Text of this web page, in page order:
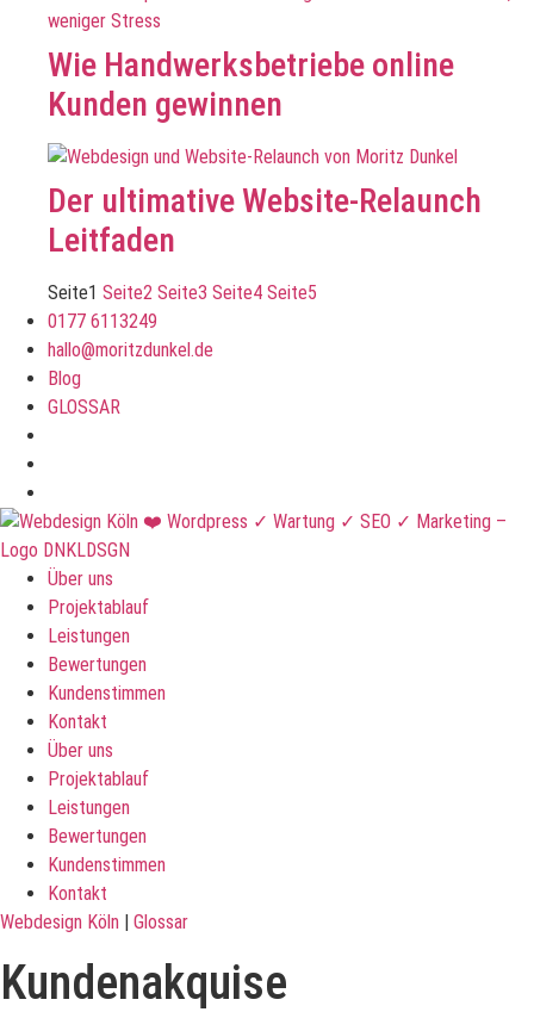
Wie Handwerksbetriebe online
Kunden gewinnen
Der ultimative Website-Relaunch
Leitfaden
Seite1 Seite2 Seite3 Seite4 Seite5
0177 6113249
hallo@moritzdunkel.de
Blog
GLOSSAR
Über uns
Projektablauf
Leistungen
Bewertungen
Kundenstimmen
Kontakt
Über uns
Projektablauf
Leistungen
Bewertungen
Kundenstimmen
Kontakt
Webdesign Köln
Glossar
Kundenakquise